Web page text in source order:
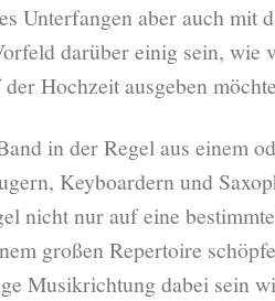
Unterfangen aber auch mit
darüber einig sein, wie
Hochzeit ausgeben
in der Regel aus einem
Keyboardern und
nicht nur auf eine
großen Repertoire
Musikrichtung dabei sein